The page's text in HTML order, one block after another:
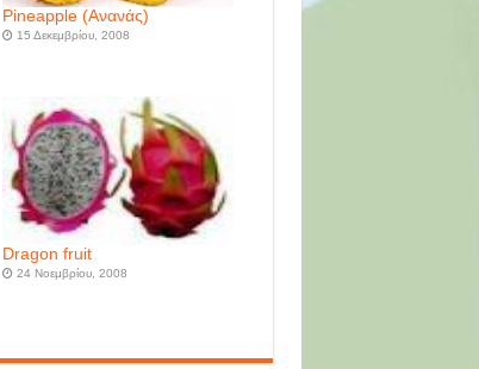
Pineapple (Ανανάς)
15 Δεκεμβρίου, 2008
Dragon fruit
24 Νοεμβρίου, 2008